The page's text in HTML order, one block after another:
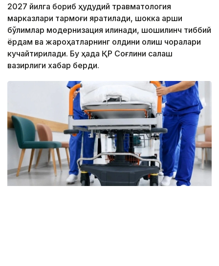
2027 йилга бориб ҳудудий травматология
марказлари тармоғи яратилади, шокка қарши
бўлимлар модернизация қилинади, шошилинч тиббий
ёрдам ва жароҳатларнинг олдини олиш чоралари
кучайтирилади. Бу ҳақда ҚР Соғлиқни сақлаш
вазирлиги хабар берди.